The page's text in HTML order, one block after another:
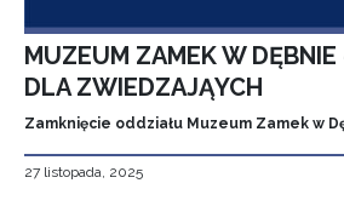
MUZEUM ZAMEK W
DLA ZWIEDZAJĄYCH
Zamknięcie oddziału Muzeum Zamek w
27 listopada, 2025